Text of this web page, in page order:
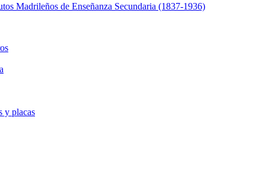
Madrileños de Enseñanza Secundaria (1837-1936)
y placas